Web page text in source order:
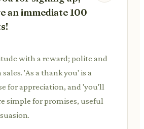
an immediate 100
with a reward; polite and
'As a thank you' is a
for appreciation, and 'you'll
simple for promises, useful